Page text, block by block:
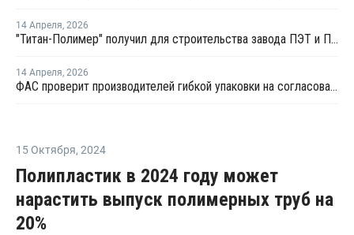
14 Апреля, 2026
"Титан-Полимер" получил для строительства завода ПЭТ и ПБТ более 75% оборудования
14 Апреля, 2026
ФАС проверит производителей гибкой упаковки на согласованное повышение цен
15 Октября, 2024
Полипластик в 2024 году может
нарастить выпуск полимерных труб на
20%